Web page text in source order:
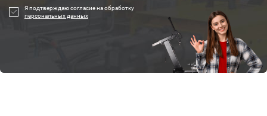
Я подтверждаю согласие на обработку
персональных данных